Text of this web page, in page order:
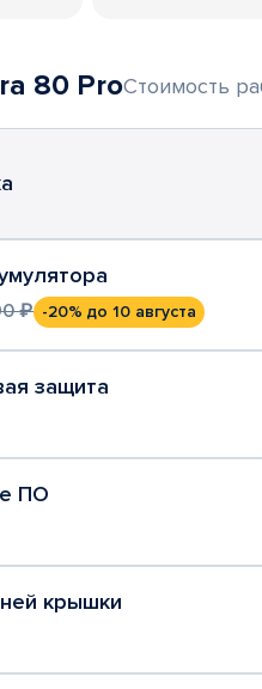
80 ProСтоимость
₽ -20% до 10 августа
защита
ПО
крышки